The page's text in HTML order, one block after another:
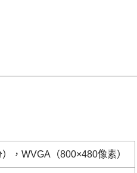
，WVGA（800×480像素）